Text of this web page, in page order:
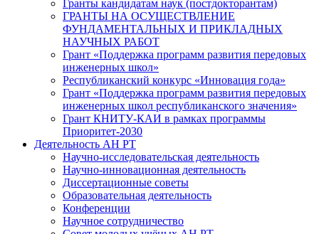
Гранты кандидатам наук (постдокторантам)
ГРАНТЫ НА ОСУЩЕСТВЛЕНИЕ
ФУНДАМЕНТАЛЬНЫХ И ПРИКЛАДНЫХ
НАУЧНЫХ РАБОТ
Грант «Поддержка программ развития передовых
инженерных школ»
Республиканский конкурс «Инновация года»
Грант «Поддержка программ развития передовых
инженерных школ республиканского значения»
Грант КНИТУ-КАИ в рамках программы
Приоритет-2030
Деятельность АН РТ
Научно-исследовательская деятельность
Научно-инновационная деятельность
Диссертационные советы
Образовательная деятельность
Конференции
Научное сотрудничество